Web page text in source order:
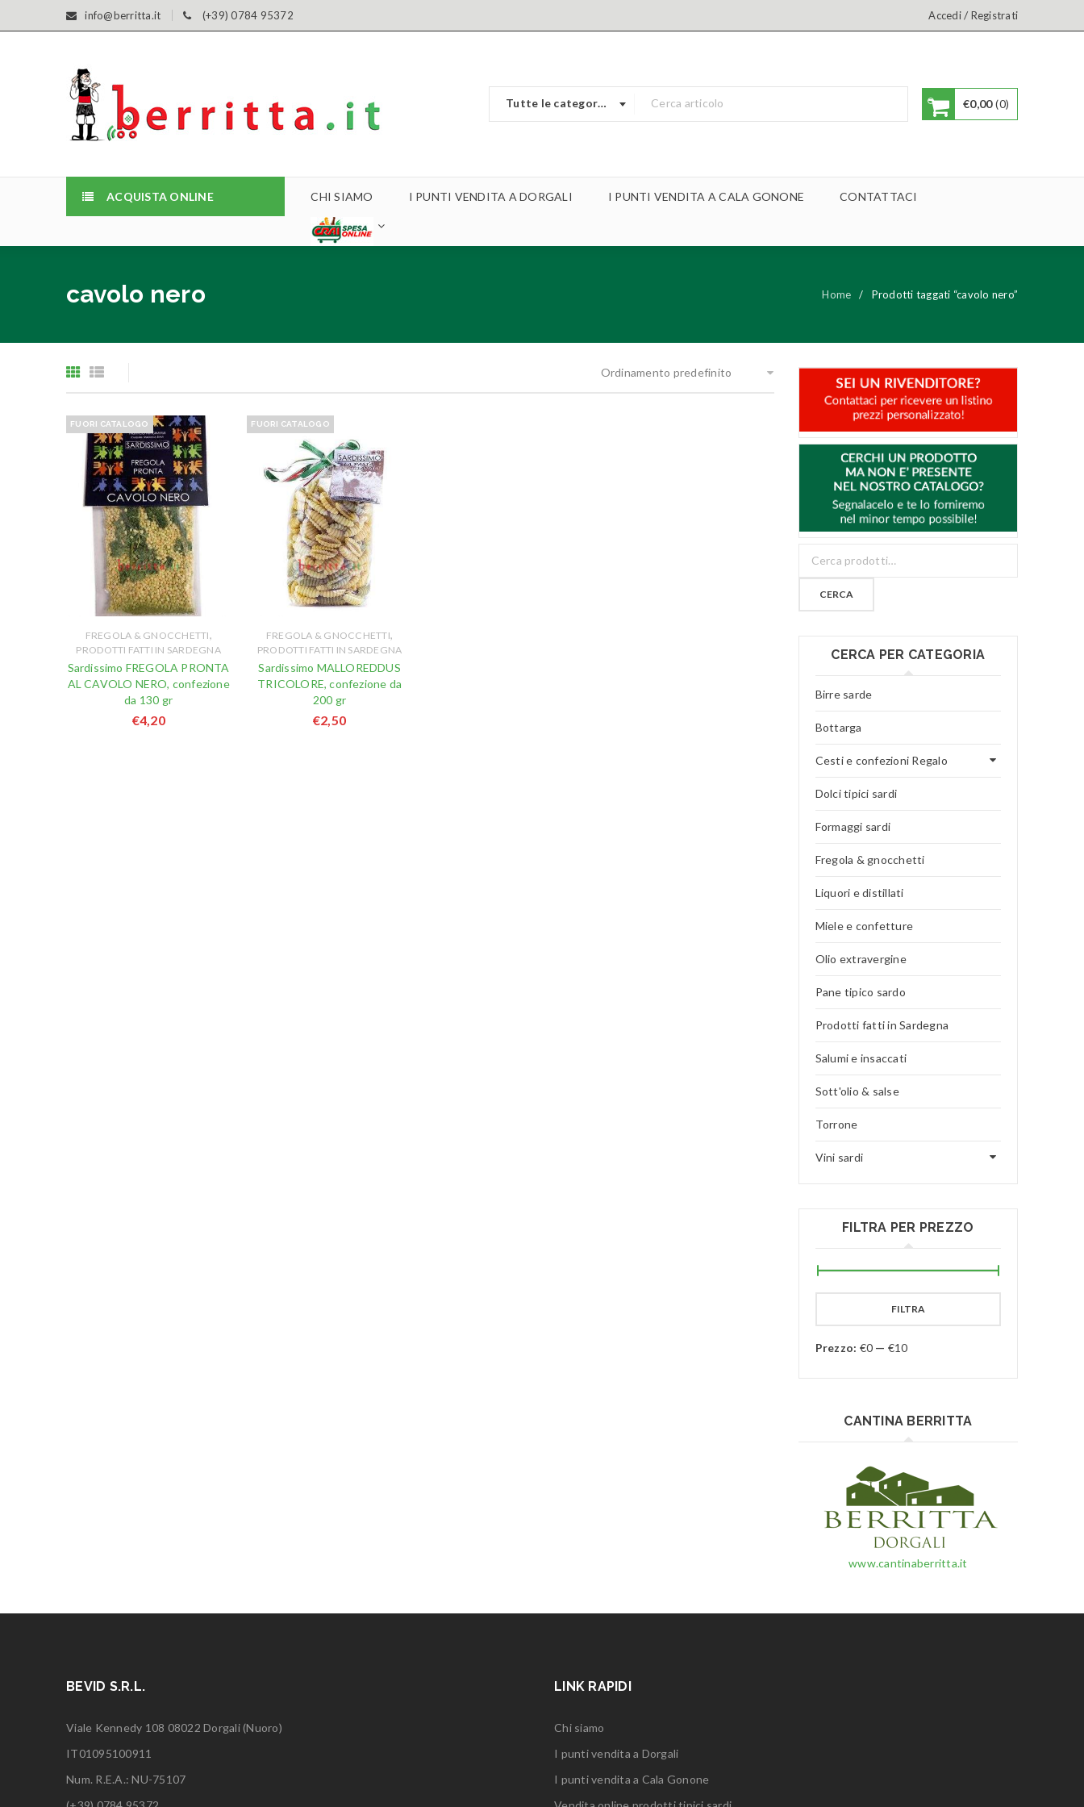
info@berritta.it (+39) 0784 95372 Accedi/ Registrati
Tutte le categorie €0,00 0
ACQUISTA ONLINE CHI SIAMO I PUNTI VENDITA A DORGALI I PUNTI VENDITA A CALA GONONE CONTATTACI
cavolo nero Home / Prodotti taggati “cavolo nero”
Ordinamento predefinito
FUORI CATALOGO
FREGOLA & GNOCCHETTI,
PRODOTTI FATTI IN SARDEGNA
Sardissimo FREGOLA PRONTA
AL CAVOLO NERO, confezione
da 130 gr
€4,20
FUORI CATALOGO
FREGOLA & GNOCCHETTI,
PRODOTTI FATTI IN SARDEGNA
Sardissimo MALLOREDDUS
TRICOLORE, confezione da
200 gr
€2,50
CERCA
CERCA PER CATEGORIA
Birre sarde
Bottarga
Cesti e confezioni Regalo
Dolci tipici sardi
Formaggi sardi
Fregola & gnocchetti
Liquori e distillati
Miele e confetture
Olio extravergine
Pane tipico sardo
Prodotti fatti in Sardegna
Salumi e insaccati
Sott'olio & salse
Torrone
Vini sardi
FILTRA PER PREZZO
FILTRA
Prezzo: €0 — €10
CANTINA BERRITTA
www.cantinaberritta.it
BEVID S.R.L.
Viale Kennedy 108 08022 Dorgali (Nuoro)
IT01095100911
Num. R.E.A.: NU-75107
LINK RAPIDI
Chi siamo
I punti vendita a Dorgali
I punti vendita a Cala Gonone